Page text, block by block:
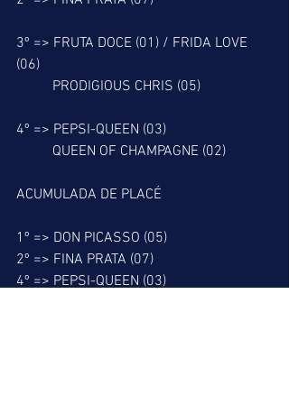
3º => FRUTA DOCE (01) / FRIDA LOVE
(06)
          PRODIGIOUS CHRIS (05)
4º => PEPSI-QUEEN (03)
          QUEEN OF CHAMPAGNE (02)
ACUMULADA DE PLACÉ
1º => DON PICASSO (05)
2º => FINA PRATA (07)
4º => PEPSI-QUEEN (03)